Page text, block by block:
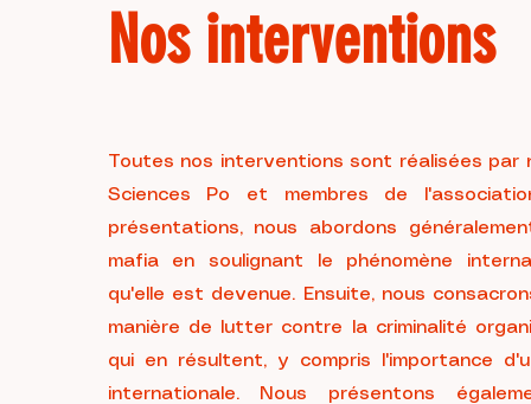
Nos interventions
Toutes nos interventions sont réalisées par
Sciences Po et membres de
présentations, nous abordons
mafia en soulignant le phénomène
qu'elle est devenue. Ensuite, nous
manière de lutter contre la criminalité
qui en résultent, y compris l'importance
internationale. Nous présentons